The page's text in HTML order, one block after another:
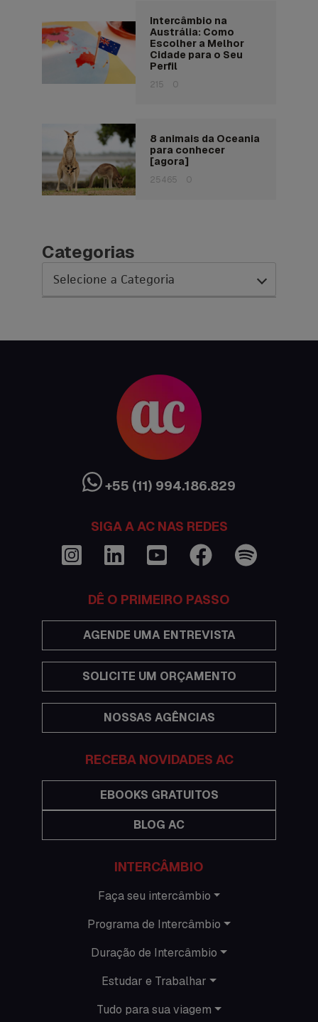
Intercâmbio na
Austrália: Como
Escolher a Melhor
Cidade para o Seu
Perfil
215 0
8 animais da Oceania
para conhecer
[agora]
25465 0
Categorias
Ciência sem Fronteiras
Cultura Austrália
Curso de inglês no exterior
Dicas
Economia
Estudar no exterior
Eventos
Histórias de intercâmbio
Hospedagem
Imigração Austrália
Informações gerais
Intercâmbio de férias
Minhas histórias na Austrália
Nova Zelândia
+55 (11) 994.186.829
SIGA A AC NAS REDES
DÊ O PRIMEIRO PASSO
AGENDE UMA ENTREVISTA
SOLICITE UM ORÇAMENTO
NOSSAS AGÊNCIAS
RECEBA NOVIDADES AC
EBOOKS GRATUITOS
BLOG AC
INTERCÂMBIO
Faça seu intercâmbio
Programa de Intercâmbio
Duração de Intercâmbio
Estudar e Trabalhar
Tudo para sua viagem